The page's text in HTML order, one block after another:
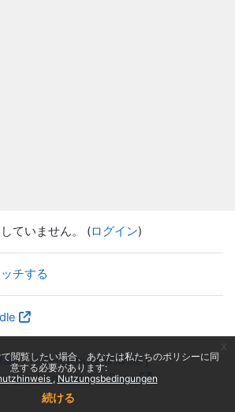
閲覧したい場合、あなたは私たちのポリシーに同
意する必要があります:
Nutzungsbedingungen
続ける
ていません。 (ログイン)
チする
|Datenschutzhinweis|
|Knowledge Base